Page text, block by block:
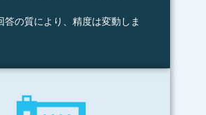
の質により、精度は変動しま